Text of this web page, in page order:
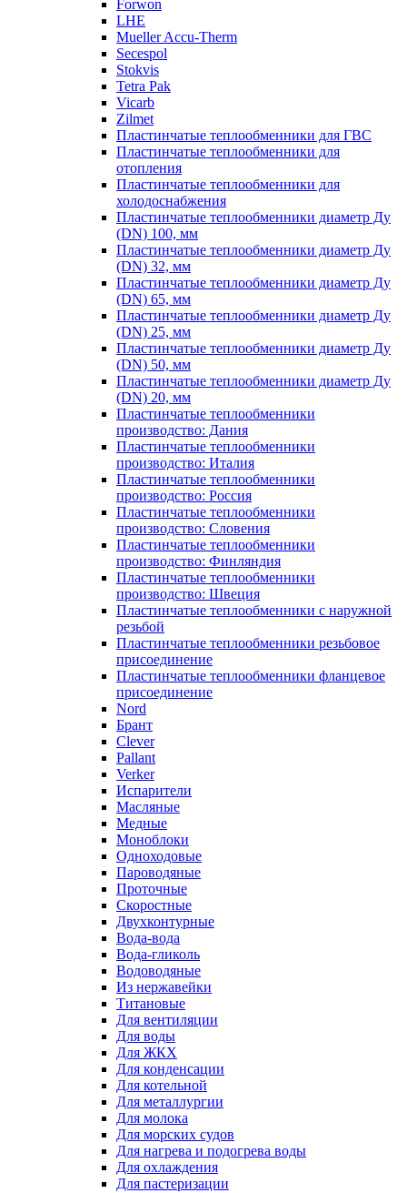
Forwon
LHE
Mueller Accu-Therm
Secespol
Stokvis
Tetra Pak
Vicarb
Zilmet
Пластинчатые теплообменники для ГВС
Пластинчатые теплообменники для
отопления
Пластинчатые теплообменники для
холодоснабжения
Пластинчатые теплообменники диаметр Ду
(DN) 100, мм
Пластинчатые теплообменники диаметр Ду
(DN) 32, мм
Пластинчатые теплообменники диаметр Ду
(DN) 65, мм
Пластинчатые теплообменники диаметр Ду
(DN) 25, мм
Пластинчатые теплообменники диаметр Ду
(DN) 50, мм
Пластинчатые теплообменники диаметр Ду
(DN) 20, мм
Пластинчатые теплообменники
производство: Дания
Пластинчатые теплообменники
производство: Италия
Пластинчатые теплообменники
производство: Россия
Пластинчатые теплообменники
производство: Словения
Пластинчатые теплообменники
производство: Финляндия
Пластинчатые теплообменники
производство: Швеция
Пластинчатые теплообменники с наружной
резьбой
Пластинчатые теплообменники резьбовое
присоединение
Пластинчатые теплообменники фланцевое
присоединение
Nord
Брант
Clever
Pallant
Verker
Испарители
Масляные
Медные
Моноблоки
Одноходовые
Пароводяные
Проточные
Скоростные
Двухконтурные
Вода-вода
Вода-гликоль
Водоводяные
Из нержавейки
Титановые
Для вентиляции
Для воды
Для ЖКХ
Для конденсации
Для котельной
Для металлургии
Для молока
Для морских судов
Для нагрева и подогрева воды
Для охлаждения
Для пастеризации